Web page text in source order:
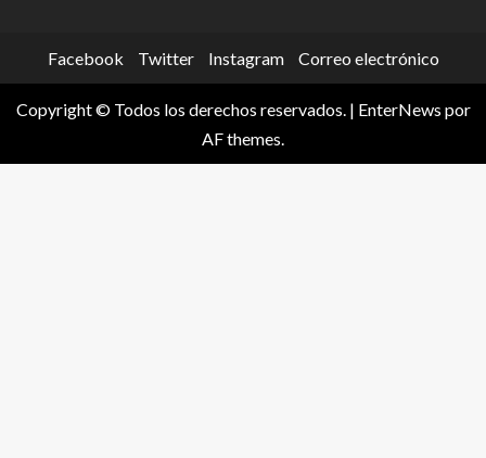
Facebook Twitter Instagram Correo electrónico
Copyright © Todos los derechos reservados. | EnterNews por
AF themes.